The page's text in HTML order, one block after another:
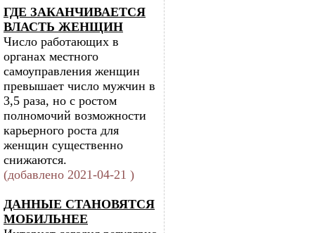
ГДЕ ЗАКАНЧИВАЕТСЯ
ВЛАСТЬ ЖЕНЩИН
Число работающих в
органах местного
самоуправления женщин
превышает число мужчин в
3,5 раза, но с ростом
полномочий возможности
карьерного роста для
женщин существенно
снижаются.
(добавлено 2021-04-21 )
ДАННЫЕ СТАНОВЯТСЯ
МОБИЛЬНЕЕ